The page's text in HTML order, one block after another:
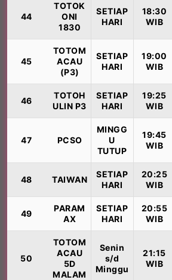
44
TOTOK
ONI
1830
SETIAP
HARI
18:30
WIB
45
TOTOM
ACAU
(P3)
SETIAP
HARI
19:00
WIB
46
TOTOH
ULIN P3
SETIAP
HARI
19:25
WIB
47 PCSO
MINGG
U
TUTUP
19:45
WIB
48 TAIWAN
SETIAP
HARI
20:25
WIB
49
PARAM
AX
SETIAP
HARI
20:55
WIB
50
TOTOM
ACAU
5D
MALAM
Senin
s/d
Minggu
21:15
WIB